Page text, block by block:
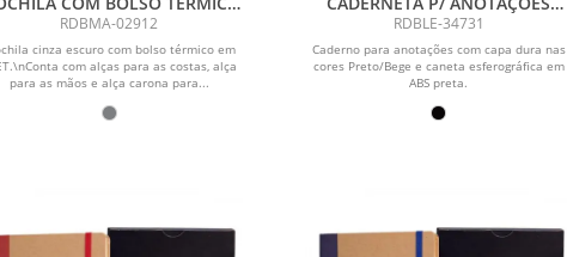
RPET - CINZA ESCURO - 24L
RDBMA-02912
cinza escuro com bolso térmico em
com alças para as costas, alça
para as mãos e alça carona para...
COM CANETA - BEGE/PRETO
RDBLE-34731
Caderno para anotações com capa dura nas
cores Preto/Bege e caneta esferográfica em
ABS preta.